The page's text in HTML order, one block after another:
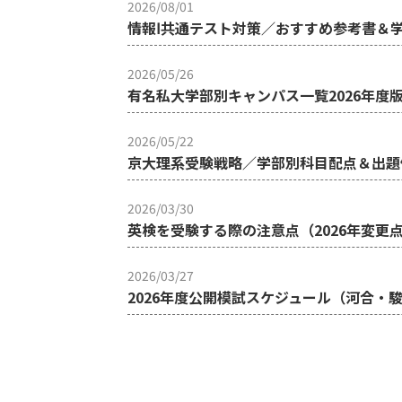
2026/08/01
情報Ⅰ共通テスト対策／おすすめ参考書＆
2026/05/26
有名私大学部別キャンパス一覧2026年度
2026/05/22
京大理系受験戦略／学部別科目配点＆出
2026/03/30
英検を受験する際の注意点（2026年変更
2026/03/27
2026年度公開模試スケジュール（河合・